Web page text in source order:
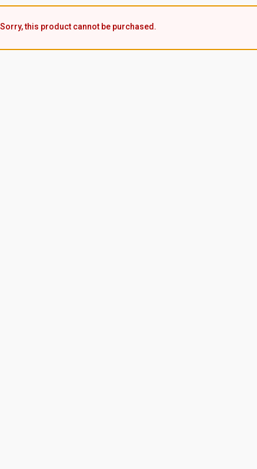
Sorry, this product cannot be purchased.